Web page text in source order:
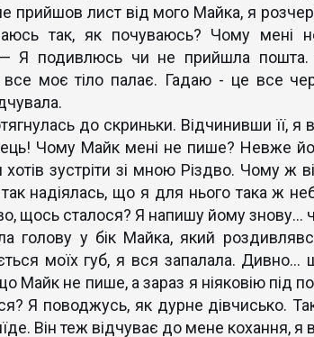
прийшов лист від мого Майка, я
так, як почуваюсь? Чому
— Я подивлюсь чи не прийшла
все моє тіло палає. Гадаю - це все
до скриньки. Відчинивши її, я
Чому Майк мені не пише? Невже
зустріти зі мною Різдво. Чому ж
надіялась, що я для нього така ж
щось сталося? Я напишу йому знову…
голову у бік Майка, який
моїх губ, я вся запалала.
що Майк не пише, а зараз я ніяковію
Я поводжусь, як дурне дівчисько.
Він теж відчуває до мене кохання, я